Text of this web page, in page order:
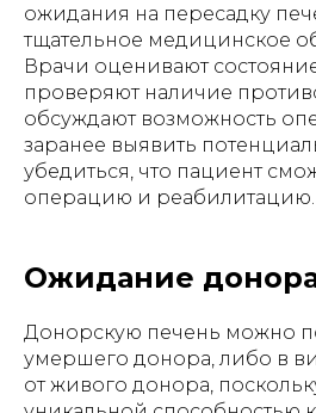
ожидания на пересадку
тщательное медицинское
Врачи оценивают
проверяют наличие
обсуждают возможность
заранее выявить
убедиться, что пациент
операцию и реабилитацию.
Ожидание
Донорскую печень можно
умершего донора, либо в
от живого донора,